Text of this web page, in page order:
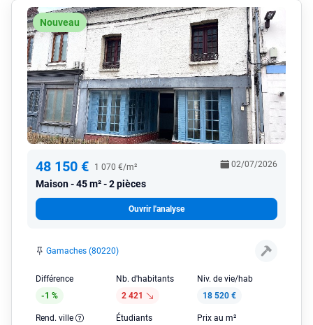
Nouveau
48 150 € 1 070 €/m²
Maison 45 m² - 2 pièces
02/07/2026
Ouvrir l'analyse
Gamaches (80220)
Différence
-1 %
Nb. d'habitants
2 421
Niv. de vie/hab
18 520 €
Rend. ville
Étudiants
Prix au m²